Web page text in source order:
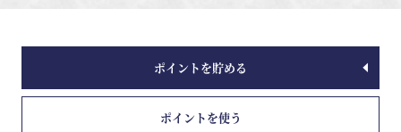
ポイントを貯める
ポイントを使う